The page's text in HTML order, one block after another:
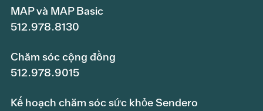
MAP và MAP Basic
512.978.8130
Chăm sóc cộng đồng
512.978.9015
Kế hoạch chăm sóc sức khỏe Sendero